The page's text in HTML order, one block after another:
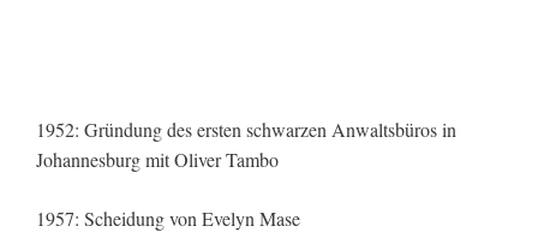
1952: Gründung des ersten schwarzen Anwaltsbüros in
Johannesburg mit Oliver Tambo
1957: Scheidung von Evelyn Mase